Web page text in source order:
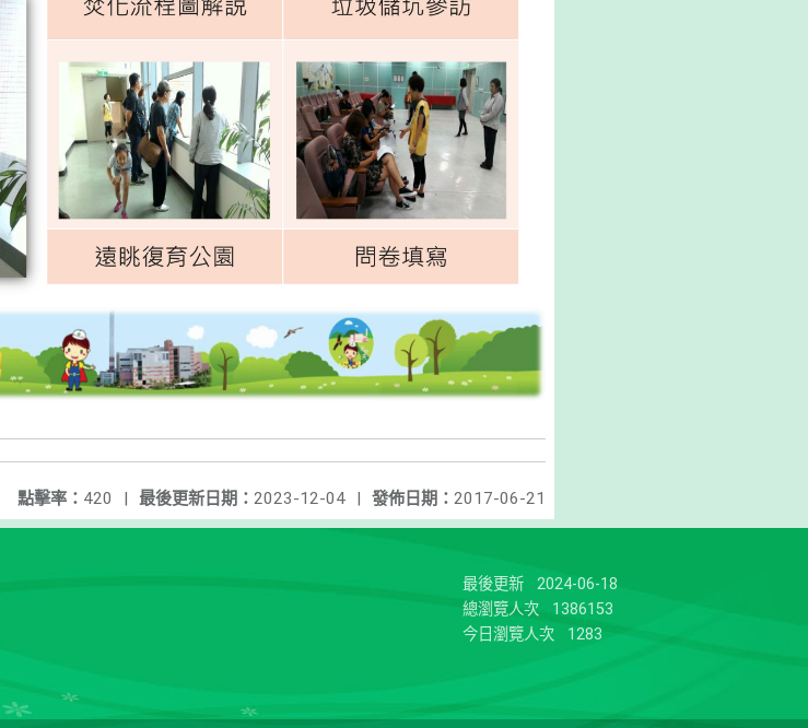
發佈日期： 2017-06-21
最後更新日期： 2023-12-04 |
點擊率： 420 |
最後更新
2024-06-18
總瀏覽人次
1386153
今日瀏覽人次
1283